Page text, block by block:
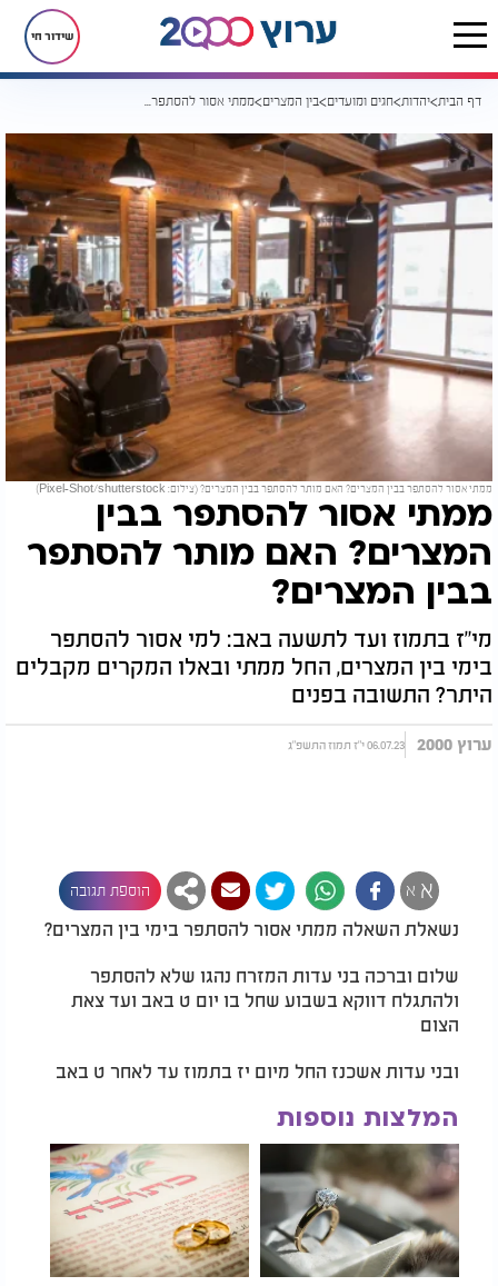
שידור חי
דף הבית יהדות חגים ומועדים בין המצרים ממתי אסור להסתפר בבין המצרים? האם מותר להסתפר בבין המצרים?
ממתי אסור להסתפר בבין המצרים? האם מותר להסתפר בבין המצרים? (צילום: Pixel-Shot/shutterstock)
ממתי אסור להסתפר בבין
המצרים? האם מותר להסתפר
בבין המצרים?
מי"ז בתמוז ועד לתשעה באב: למי אסור להסתפר
בימי בין המצרים, החל ממתי ובאלו המקרים מקבלים
היתר? התשובה בפנים
ערוץ 2000 06.07.23 י"ז תמוז התשפ"ג
א א הוספת תגובה
נשאלת השאלה ממתי אסור להסתפר בימי בין המצרים?
שלום וברכה בני עדות המזרח נהגו שלא להסתפר
ולהתגלח דווקא בשבוע שחל בו יום ט באב ועד צאת
הצום
ובני עדות אשכנז החל מיום יז בתמוז עד לאחר ט באב
המלצות נוספות